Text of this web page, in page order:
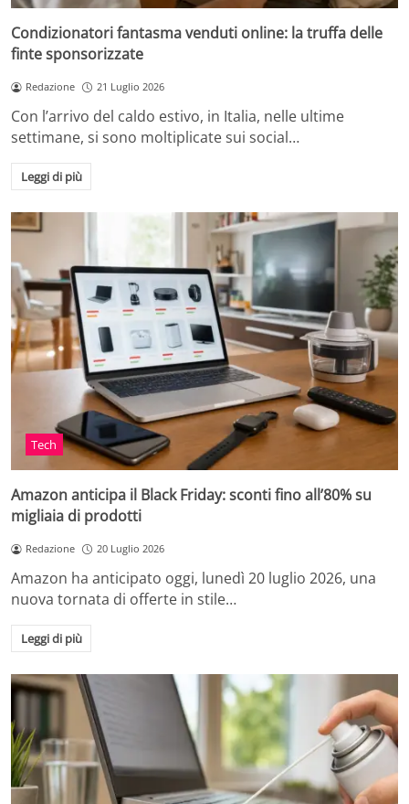
Condizionatori fantasma venduti online: la truffa delle
finte sponsorizzate
Redazione 21 Luglio 2026
Con l’arrivo del caldo estivo, in Italia, nelle ultime
settimane, si sono moltiplicate sui social…
Leggi di più
Tech
Amazon anticipa il Black Friday: sconti fino all’80% su
migliaia di prodotti
Redazione 20 Luglio 2026
Amazon ha anticipato oggi, lunedì 20 luglio 2026, una
nuova tornata di offerte in stile…
Leggi di più